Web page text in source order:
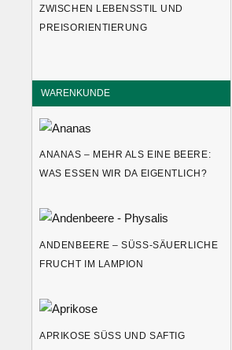
ZWISCHEN LEBENSSTIL UND
PREISORIENTIERUNG
WARENKUNDE
ANANAS – MEHR ALS EINE BEERE:
WAS ESSEN WIR DA EIGENTLICH?
ANDENBEERE – SÜSS-SÄUERLICHE F
RUCHT IM LAMPION
APRIKOSE SÜSS UND SAFTIG